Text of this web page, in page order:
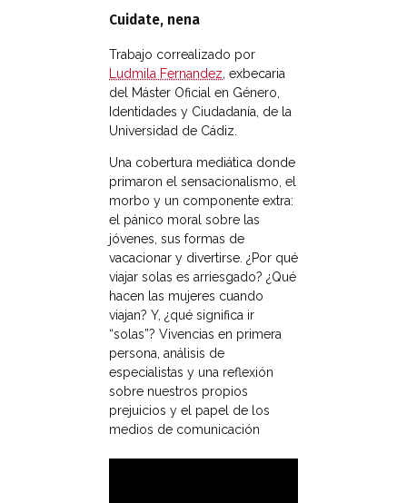
Cuidate, nena
Trabajo correalizado por
Ludmila Fernandez , exbecaria
del Máster Oficial en Género,
Identidades y Ciudadanía, de la
Universidad de Cádiz.
Una cobertura mediática donde
primaron el sensacionalismo, el
morbo y un componente extra:
el pánico moral sobre las
jóvenes, sus formas de
vacacionar y divertirse. ¿Por qué
viajar solas es arriesgado? ¿Qué
hacen las mujeres cuando
viajan? Y, ¿qué significa ir
“solas”? Vivencias en primera
persona, análisis de
especialistas y una reflexión
sobre nuestros propios
prejuicios y el papel de los
medios de comunicación